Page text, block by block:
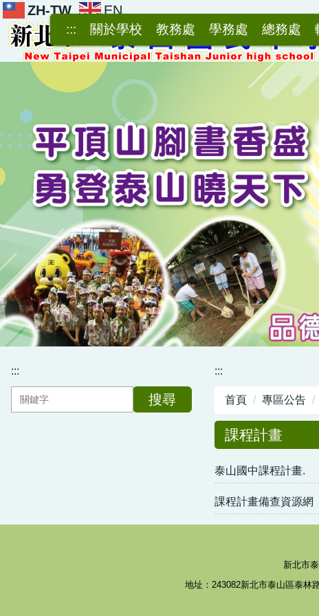
跳
到
主
要
ZH-TW EN
::: 關於學校 教務處 學務處 總務處
:::
搜尋
:::
首頁 專區公告
課程計畫
泰山國中課程計畫.
課程計畫備查資源網
新北市
地址：243082新北市泰山區泰林